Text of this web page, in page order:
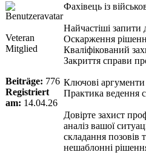
Veteran
Mitglied
Beiträge: 776
Registriert
am: 14.04.26
Фахівець із
Найчастіші запити
Оскарження
Кваліфікований
Закриття справи
Ключові аргументи
Практика ведення
Довірте захист
аналіз вашої
складання позовів
нешаблонні